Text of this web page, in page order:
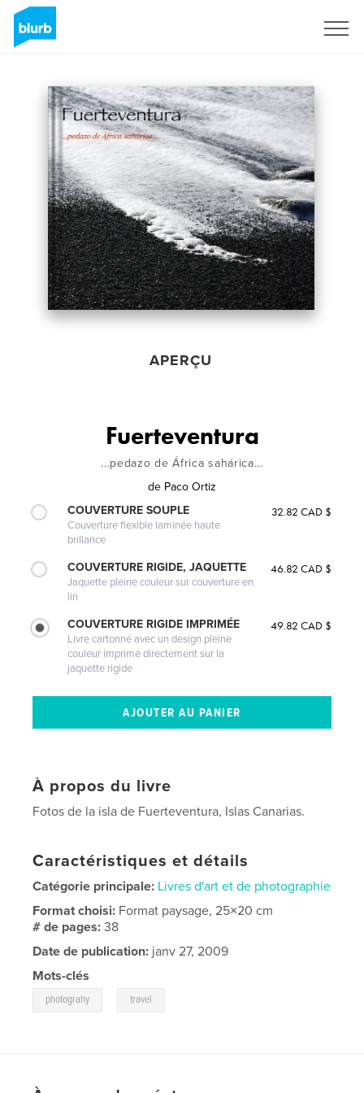
APERÇU
Fuerteventura
...pedazo de África sahárica...
de Paco Ortiz
COUVERTURE SOUPLE
Couverture flexible laminée haute
brillance
32.82 CAD $
COUVERTURE RIGIDE, JAQUETTE
Jaquette pleine couleur sur couverture en
lin
46.82 CAD $
COUVERTURE RIGIDE IMPRIMÉE
Livre cartonné avec un design pleine
couleur imprimé directement sur la
jaquette rigide
49.82 CAD $
À propos du livre
Fotos de la isla de Fuerteventura, Islas Canarias.
Caractéristiques et détails
Catégorie principale: Livres d'art et de photographie
Format choisi: Format paysage, 25×20 cm
# de pages:38
Date de publication: janv 27, 2009
Mots-clés
photograhy travel